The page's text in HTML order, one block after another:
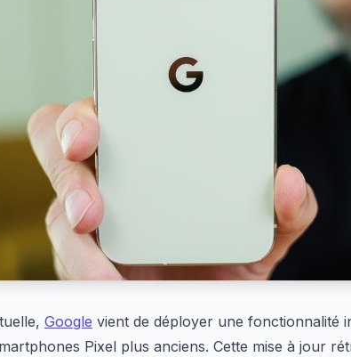
Google vient de déployer une fonctionnalité
Pixel plus anciens. Cette mise à jour